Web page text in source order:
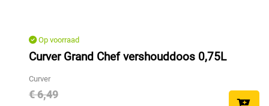
Op voorraad
Curver Grand Chef vershouddoos 0,75L
Curver
€ 6,49